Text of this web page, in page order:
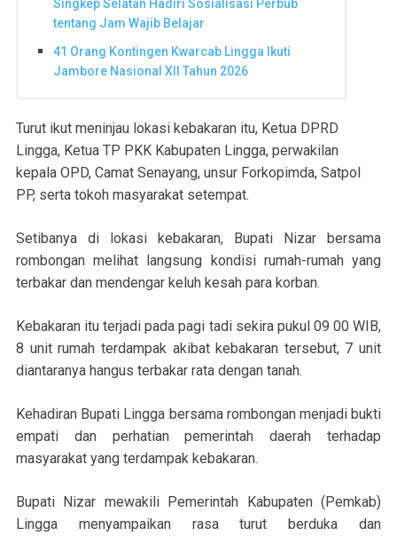
Singkep Selatan Hadiri Sosialisasi Perbub
tentang Jam Wajib Belajar
41 Orang Kontingen Kwarcab Lingga Ikuti
Jambore Nasional XII Tahun 2026
Turut ikut meninjau lokasi kebakaran itu, Ketua DPRD
Lingga, Ketua TP PKK Kabupaten Lingga, perwakilan
kepala OPD, Camat Senayang, unsur Forkopimda, Satpol
PP, serta tokoh masyarakat setempat.
Setibanya di lokasi kebakaran, Bupati Nizar bersama
rombongan melihat langsung kondisi rumah-rumah yang
terbakar dan mendengar keluh kesah para korban.
Kebakaran itu terjadi pada pagi tadi sekira pukul 09 00 WIB,
8 unit rumah terdampak akibat kebakaran tersebut, 7 unit
diantaranya hangus terbakar rata dengan tanah.
Kehadiran Bupati Lingga bersama rombongan menjadi bukti
empati dan perhatian pemerintah daerah terhadap
masyarakat yang terdampak kebakaran.
Bupati Nizar mewakili Pemerintah Kabupaten (Pemkab)
Lingga menyampaikan rasa turut berduka dan